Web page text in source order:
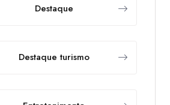
Destaque
Destaque turismo